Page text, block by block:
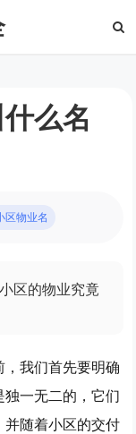
么名
区物业名
区的物业究竟
我们首先要明确
一无二的，它们
随着小区的交付